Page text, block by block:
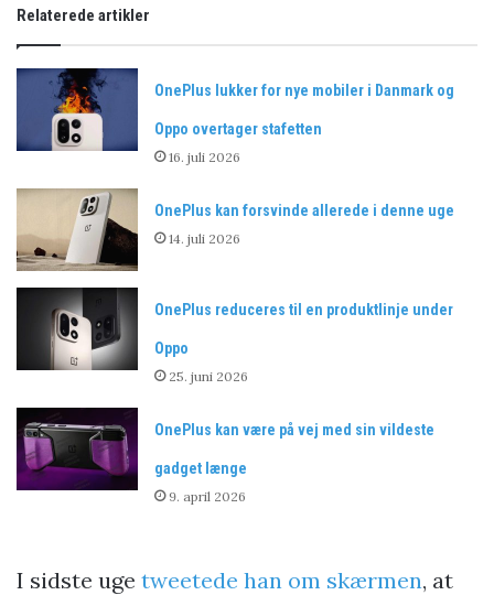
Relaterede artikler
OnePlus lukker for nye mobiler i Danmark og
Oppo overtager stafetten
16. juli 2026
OnePlus kan forsvinde allerede i denne uge
14. juli 2026
OnePlus reduceres til en produktlinje under
Oppo
25. juni 2026
OnePlus kan være på vej med sin vildeste
gadget længe
9. april 2026
I sidste uge tweetede han om skærmen, at